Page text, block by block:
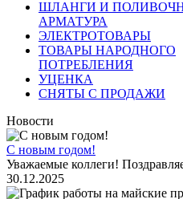
ШЛАНГИ И
АРМАТУРА
ЭЛЕКТРОТОВАРЫ
ТОВАРЫ НАРОДНОГО
ПОТРЕБЛЕНИЯ
УЦЕНКА
СНЯТЫ С ПРОДАЖИ
Новости
С новым годом!
Уважаемые коллеги!
30.12.2025